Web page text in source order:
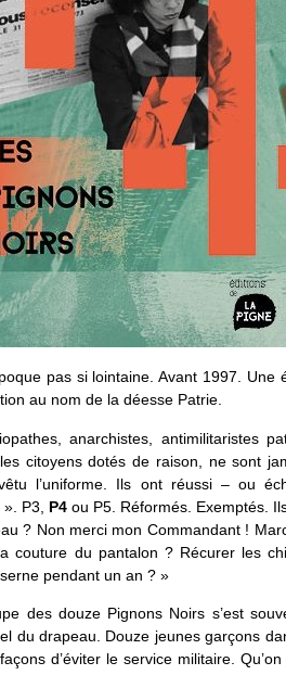
pas si lointaine. Avant 1997. Une
au nom de la déesse Patrie.
anarchistes, antimilitaristes
citoyens dotés de raison, ne sont
l’uniforme. Ils ont réussi – ou
P3, P4 ou P5. Réformés. Exemptés.
? Non merci mon Commandant !
couture du pantalon ? Récurer les
pendant un an ? »
des douze Pignons Noirs s’est
du drapeau. Douze jeunes garçons
d’éviter le service militaire.